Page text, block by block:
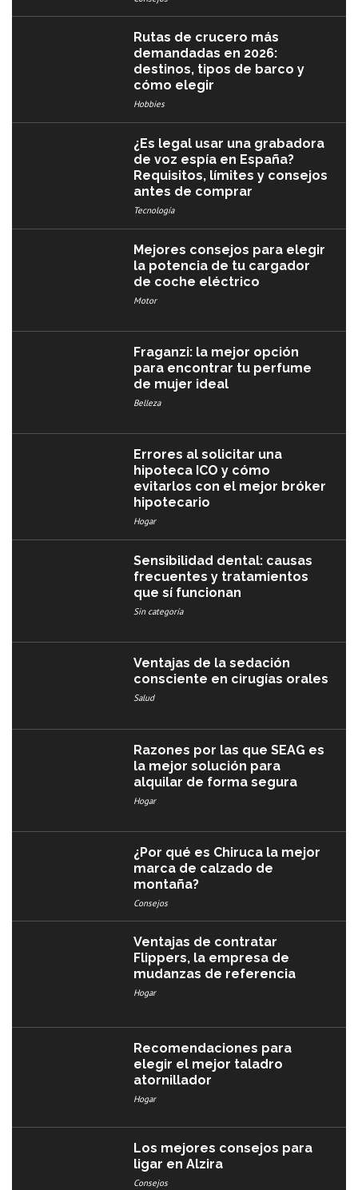
Rutas de crucero más
demandadas en 2026:
destinos, tipos de barco y
cómo elegir
Hobbies
¿Es legal usar una grabadora
de voz espía en España?
Requisitos, límites y consejos
antes de comprar
Tecnología
Mejores consejos para elegir
la potencia de tu cargador
de coche eléctrico
Motor
Fraganzi: la mejor opción
para encontrar tu perfume
de mujer ideal
Belleza
Errores al solicitar una
hipoteca ICO y cómo
evitarlos con el mejor bróker
hipotecario
Hogar
Sensibilidad dental: causas
frecuentes y tratamientos
que sí funcionan
Sin categoría
Ventajas de la sedación
consciente en cirugías orales
Salud
Razones por las que SEAG es
la mejor solución para
alquilar de forma segura
Hogar
¿Por qué es Chiruca la mejor
marca de calzado de
montaña?
Consejos
Ventajas de contratar
Flippers, la empresa de
mudanzas de referencia
Hogar
Recomendaciones para
elegir el mejor taladro
atornillador
Hogar
Los mejores consejos para
ligar en Alzira
Consejos